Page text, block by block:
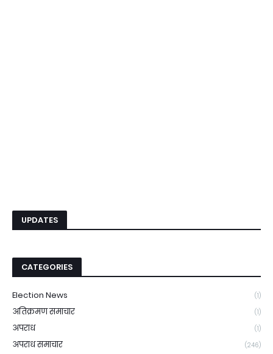
UPDATES
CATEGORIES
Election News (1)
अतिक्रमण समाचार (1)
अपराध (1)
अपराध समाचार (246)